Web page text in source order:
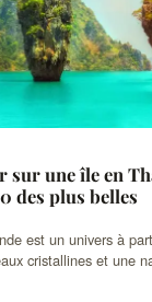
sur une île en
des plus belles
est un univers à
cristallines et une